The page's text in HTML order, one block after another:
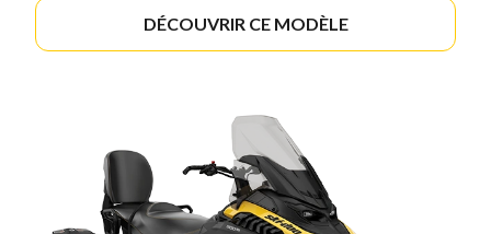
DÉCOUVRIR CE MODÈLE